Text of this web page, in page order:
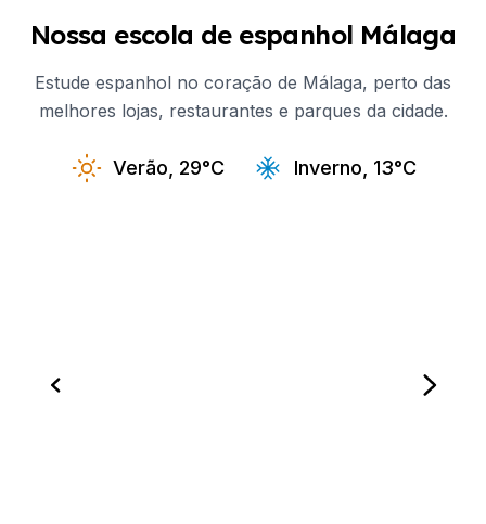
Nossa escola de espanhol Málaga
Estude espanhol no coração de Málaga, perto das
melhores lojas, restaurantes e parques da cidade.
Verão, 29°C Inverno, 13°C